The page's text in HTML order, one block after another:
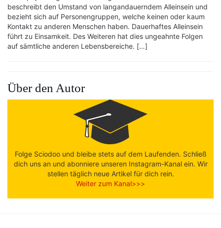
beschreibt den Umstand von langandauerndem Alleinsein und
bezieht sich auf Personengruppen, welche keinen oder kaum
Kontakt zu anderen Menschen haben. Dauerhaftes Alleinsein
führt zu Einsamkeit. Des Weiteren hat dies ungeahnte Folgen
auf sämtliche anderen Lebensbereiche. […]
Über den Autor
Folge Sciodoo und bleibe stets auf dem Laufenden. Schließ
dich uns an und abonniere unseren Instagram-Kanal ein. Wir
stellen täglich neue Artikel für dich rein.
Weiter zum Kanal>>>